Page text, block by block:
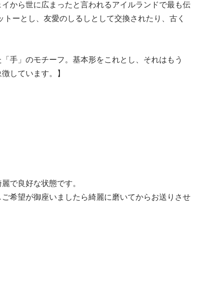
から世に広まったと言われるアイルランドで最も伝
ーとし、友愛のしるしとして交換されたり、古く
手」のモチーフ。基本形をこれとし、それはもう
しています。】
で良好な状態です。
希望が御座いましたら綺麗に磨いてからお送りさせ